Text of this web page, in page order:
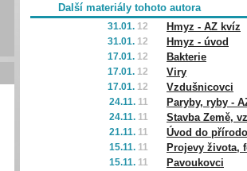
Další materiály tohoto autora
31.01. 12 Hmyz - AZ kvíz
31.01. 12 Hmyz - úvod
17.01. 12 Bakterie
17.01. 12 Viry
17.01. 12 Vzdušnicovci
24.11. 11 Paryby, ryby -
24.11. 11 Stavba Země,
21.11. 11 Úvod do
15.11. 11 Projevy života,
15.11. 11 Pavoukovci